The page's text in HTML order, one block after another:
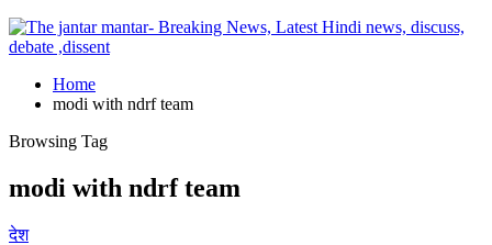
Home
modi with ndrf team
Browsing Tag
modi with ndrf team
देश